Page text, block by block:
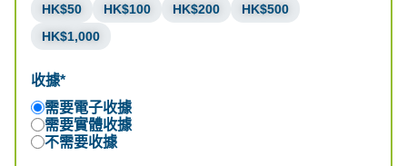
HK$50 HK$100 HK$200
HK$500
HK$1,000
收據*
需要電子收據
需要實體收據
不需要收據